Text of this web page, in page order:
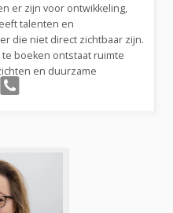
er zijn voor ontwikkeling,
talenten en
die niet direct zichtbaar zijn.
boeken ontstaat ruimte
en duurzame